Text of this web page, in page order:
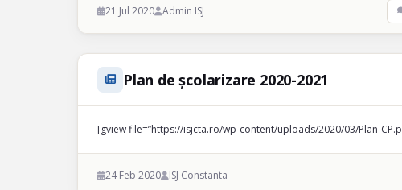
21 Jul 2020 Admin ISJ
Plan de școlarizare 2020-2021
[gview file=”https://isjcta.ro/wp-content/uploads/2020/03/Plan-
24 Feb 2020 ISJ Constanta